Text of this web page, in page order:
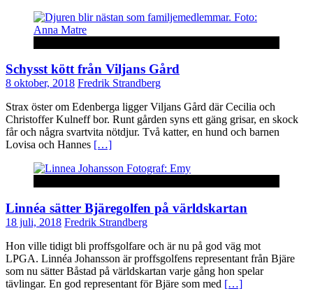
Schysst kött från Viljans Gård
8 oktober, 2018 Fredrik Strandberg
Strax öster om Edenberga ligger Viljans Gård där Cecilia och
Christoffer Kulneff bor. Runt gården syns ett gäng grisar, en skock
får och några svartvita nötdjur. Två katter, en hund och barnen
Lovisa och Hannes […]
Linnéa sätter Bjäregolfen på världskartan
18 juli, 2018 Fredrik Strandberg
Hon ville tidigt bli proffsgolfare och är nu på god väg mot
LPGA. Linnéa Johansson är proffsgolfens representant från Bjäre
som nu sätter Båstad på världskartan varje gång hon spelar
tävlingar. En god representant för Bjäre som med […]